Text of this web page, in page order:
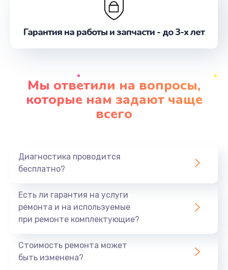
Гарантия на работы и запчасти - до 3-х лет
Мы ответили на вопросы,
которые нам задают чаще
всего
Диагностика проводится
бесплатно?
Есть ли гарантия на услуги
ремонта и на используемые
при ремонте комплектующие?
Стоимость ремонта может
быть изменена?